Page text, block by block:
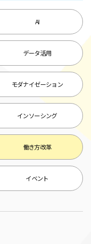
AI
データ活用
モダナイゼーション
インソーシング
働き方改革
イベント